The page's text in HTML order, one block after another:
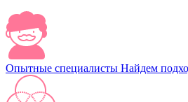
Опытные специалисты Найдем